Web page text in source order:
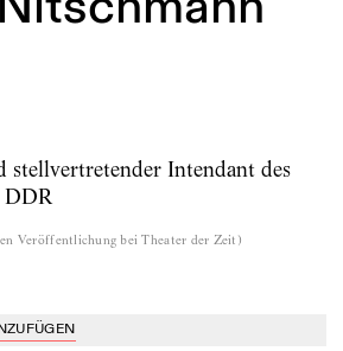
stellvertretender Intendant des
DDR
Veröffentlichung bei Theater der Zeit )